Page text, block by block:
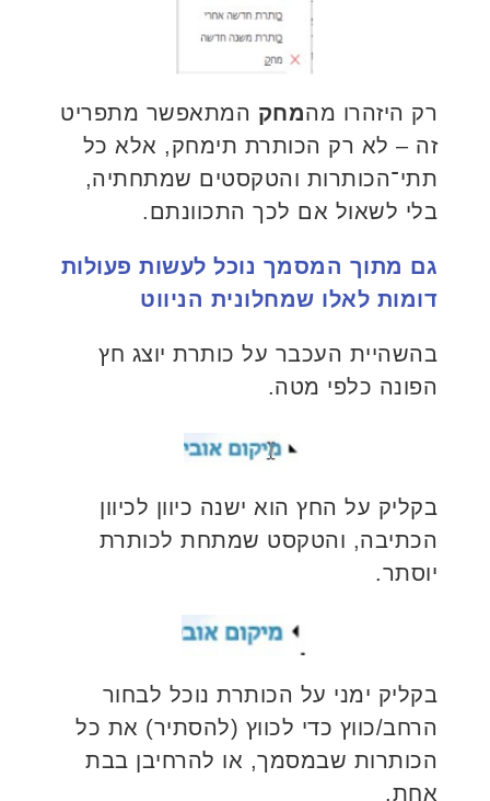
רק היזהרו מהמחק המתאפשר מתפריט
זה – לא רק הכותרת תימחק, אלא כל
תתי־הכותרות והטקסטים שמתחתיה,
בלי לשאול אם לכך התכוונתם.
גם מתוך המסמך נוכל לעשות פעולות
דומות לאלו שמחלונית הניווט
בהשהיית העכבר על כותרת יוצג חץ
הפונה כלפי מטה.
בקליק על החץ הוא ישנה כיוון לכיוון
הכתיבה, והטקסט שמתחת לכותרת
יוסתר.
בקליק ימני על הכותרת נוכל לבחור
הרחב/כווץ כדי לכווץ (להסתיר) את כל
הכותרות שבמסמך, או להרחיבן בבת
אחת.